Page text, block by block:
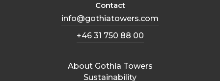
Contact
info@gothiatowers.com
+46 31 750 88 00
About Gothia Towers
Sustainability